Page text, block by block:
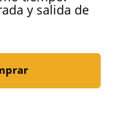
y salida de